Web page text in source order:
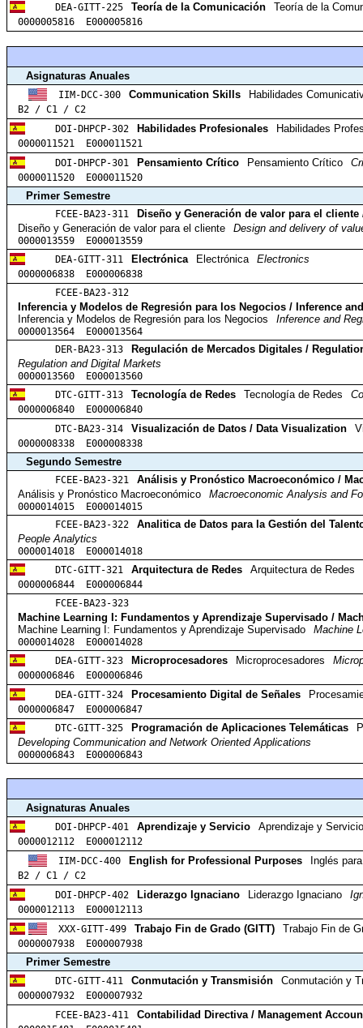
DEA-GITT-225
Teoría de la Comunicación
Teoría de la
0000005816 E000005816
Asignaturas Anuales
IIM-DCC-300
Communication Skills
Habilidades
B2 / C1 / C2
DOI-DHPCP-302
Habilidades Profesionales
Habilidades
0000011521 E000011521
DOI-DHPCP-301
Pensamiento Crítico Pensamiento Crítico
0000011520 E000011520
Primer Semestre
FCEE-BA23-311
Diseño y Generación de valor para el
Diseño y Generación de valor para el cliente
Design and delivery of
0000013559 E000013559
DEA-GITT-311
Electrónica Electrónica
Electronics
0000006838 E000006838
FCEE-BA23-312
Inferencia y Modelos de Regresión para los Negocios / Inference
Inferencia y Modelos de Regresión para los Negocios
Inference and
0000013564 E000013564
DER-BA23-313
Regulación de Mercados Digitales /
Regulation and Digital Markets
0000013560 E000013560
DTC-GITT-313
Tecnología de Redes Tecnología de Redes
0000006840 E000006840
DTC-BA23-314
Visualización de Datos / Data Visualization
0000008338 E000008338
Segundo Semestre
FCEE-BA23-321
Análisis y Pronóstico Macroeconómico /
Análisis y Pronóstico Macroeconómico
Macroeconomic Analysis and
0000014015 E000014015
FCEE-BA23-322
Analitica de Datos para la Gestión del
People Analytics
0000014018 E000014018
DTC-GITT-321
Arquitectura de Redes
Arquitectura de Redes
0000006844 E000006844
FCEE-BA23-323
Machine Learning I: Fundamentos y Aprendizaje Supervisado /
Machine Learning I: Fundamentos y Aprendizaje Supervisado
Machine
0000014028 E000014028
DEA-GITT-323
Microprocesadores Microprocesadores
0000006846 E000006846
DEA-GITT-324
Procesamiento Digital de Señales
0000006847 E000006847
DTC-GITT-325
Programación de Aplicaciones Telemáticas
Developing Communication and Network Oriented Applications
0000006843 E000006843
Asignaturas Anuales
DOI-DHPCP-401
Aprendizaje y Servicio
Aprendizaje y Servicio
0000012112 E000012112
IIM-DCC-400
English for Professional Purposes
Inglés
B2 / C1 / C2
DOI-DHPCP-402
Liderazgo Ignaciano Liderazgo Ignaciano
0000012113 E000012113
XXX-GITT-499
Trabajo Fin de Grado (GITT)
Trabajo Fin de
0000007938 E000007938
Primer Semestre
DTC-GITT-411
Conmutación y Transmisión
Conmutación y
0000007932 E000007932
FCEE-BA23-411
Contabilidad Directiva / Management